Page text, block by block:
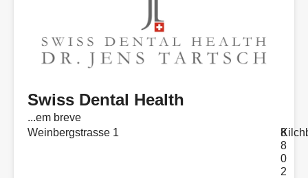
Swiss Dental Health
...em breve
Weinbergstrasse 1
8
8
0
2